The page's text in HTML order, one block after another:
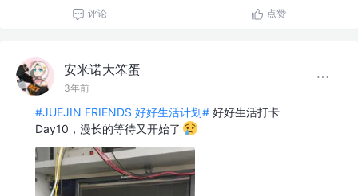
评论 点赞
安米诺大笨蛋
3年前
#JUEJIN FRIENDS 好好生活计划# 好好生活打卡
Day10，漫长的等待又开始了